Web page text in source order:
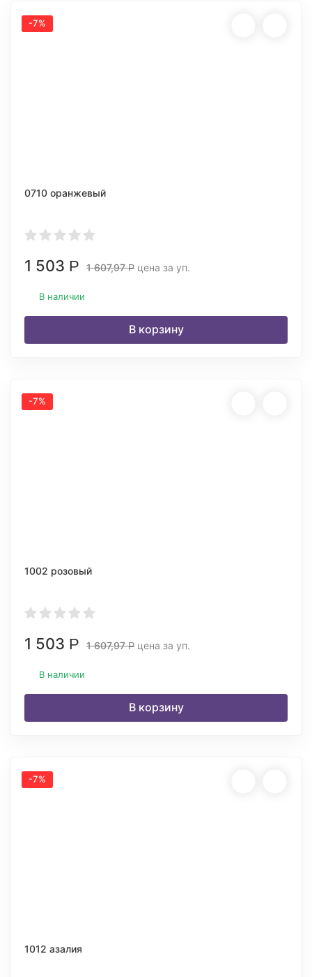
-7%
0710 оранжевый
1 503 Р 1 607,97Р цена за уп.
В наличии
В корзину
-7%
1002 розовый
1 503 Р 1 607,97Р цена за уп.
В наличии
В корзину
-7%
1012 азалия